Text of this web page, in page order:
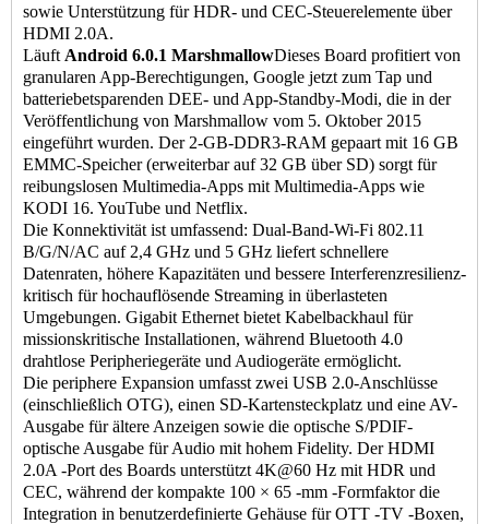
sowie Unterstützung für HDR- und CEC-Steuerelemente über
HDMI 2.0A.
Läuft Android 6.0.1 MarshmallowDieses Board profitiert von
granularen App-Berechtigungen, Google jetzt zum Tap und
batteriebetsparenden DEE- und App-Standby-Modi, die in der
Veröffentlichung von Marshmallow vom 5. Oktober 2015
eingeführt wurden. Der 2-GB-DDR3-RAM gepaart mit 16 GB
EMMC-Speicher (erweiterbar auf 32 GB über SD) sorgt für
reibungslosen Multimedia-Apps mit Multimedia-Apps wie
KODI 16. YouTube und Netflix.
Die Konnektivität ist umfassend: Dual-Band-Wi-Fi 802.11
B/G/N/AC auf 2,4 GHz und 5 GHz liefert schnellere
Datenraten, höhere Kapazitäten und bessere Interferenzresilienz-
kritisch für hochauflösende Streaming in überlasteten
Umgebungen. Gigabit Ethernet bietet Kabelbackhaul für
missionskritische Installationen, während Bluetooth 4.0
drahtlose Peripheriegeräte und Audiogeräte ermöglicht.
Die periphere Expansion umfasst zwei USB 2.0-Anschlüsse
(einschließlich OTG), einen SD-Kartensteckplatz und eine AV-
Ausgabe für ältere Anzeigen sowie die optische S/PDIF-
optische Ausgabe für Audio mit hohem Fidelity. Der HDMI
2.0A -Port des Boards unterstützt 4K@60 Hz mit HDR und
CEC, während der kompakte 100 × 65 -mm -Formfaktor die
Integration in benutzerdefinierte Gehäuse für OTT -TV -Boxen,